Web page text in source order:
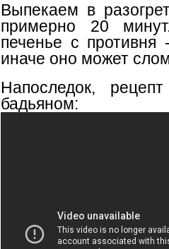
Выпекаем в
примерно 20
печенье с
иначе оно может
Напоследок,
бадьяном: